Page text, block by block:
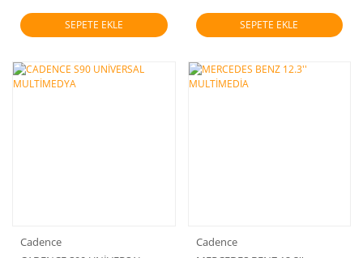
SEPETE EKLE SEPETE EKLE
Cadence
Cadence